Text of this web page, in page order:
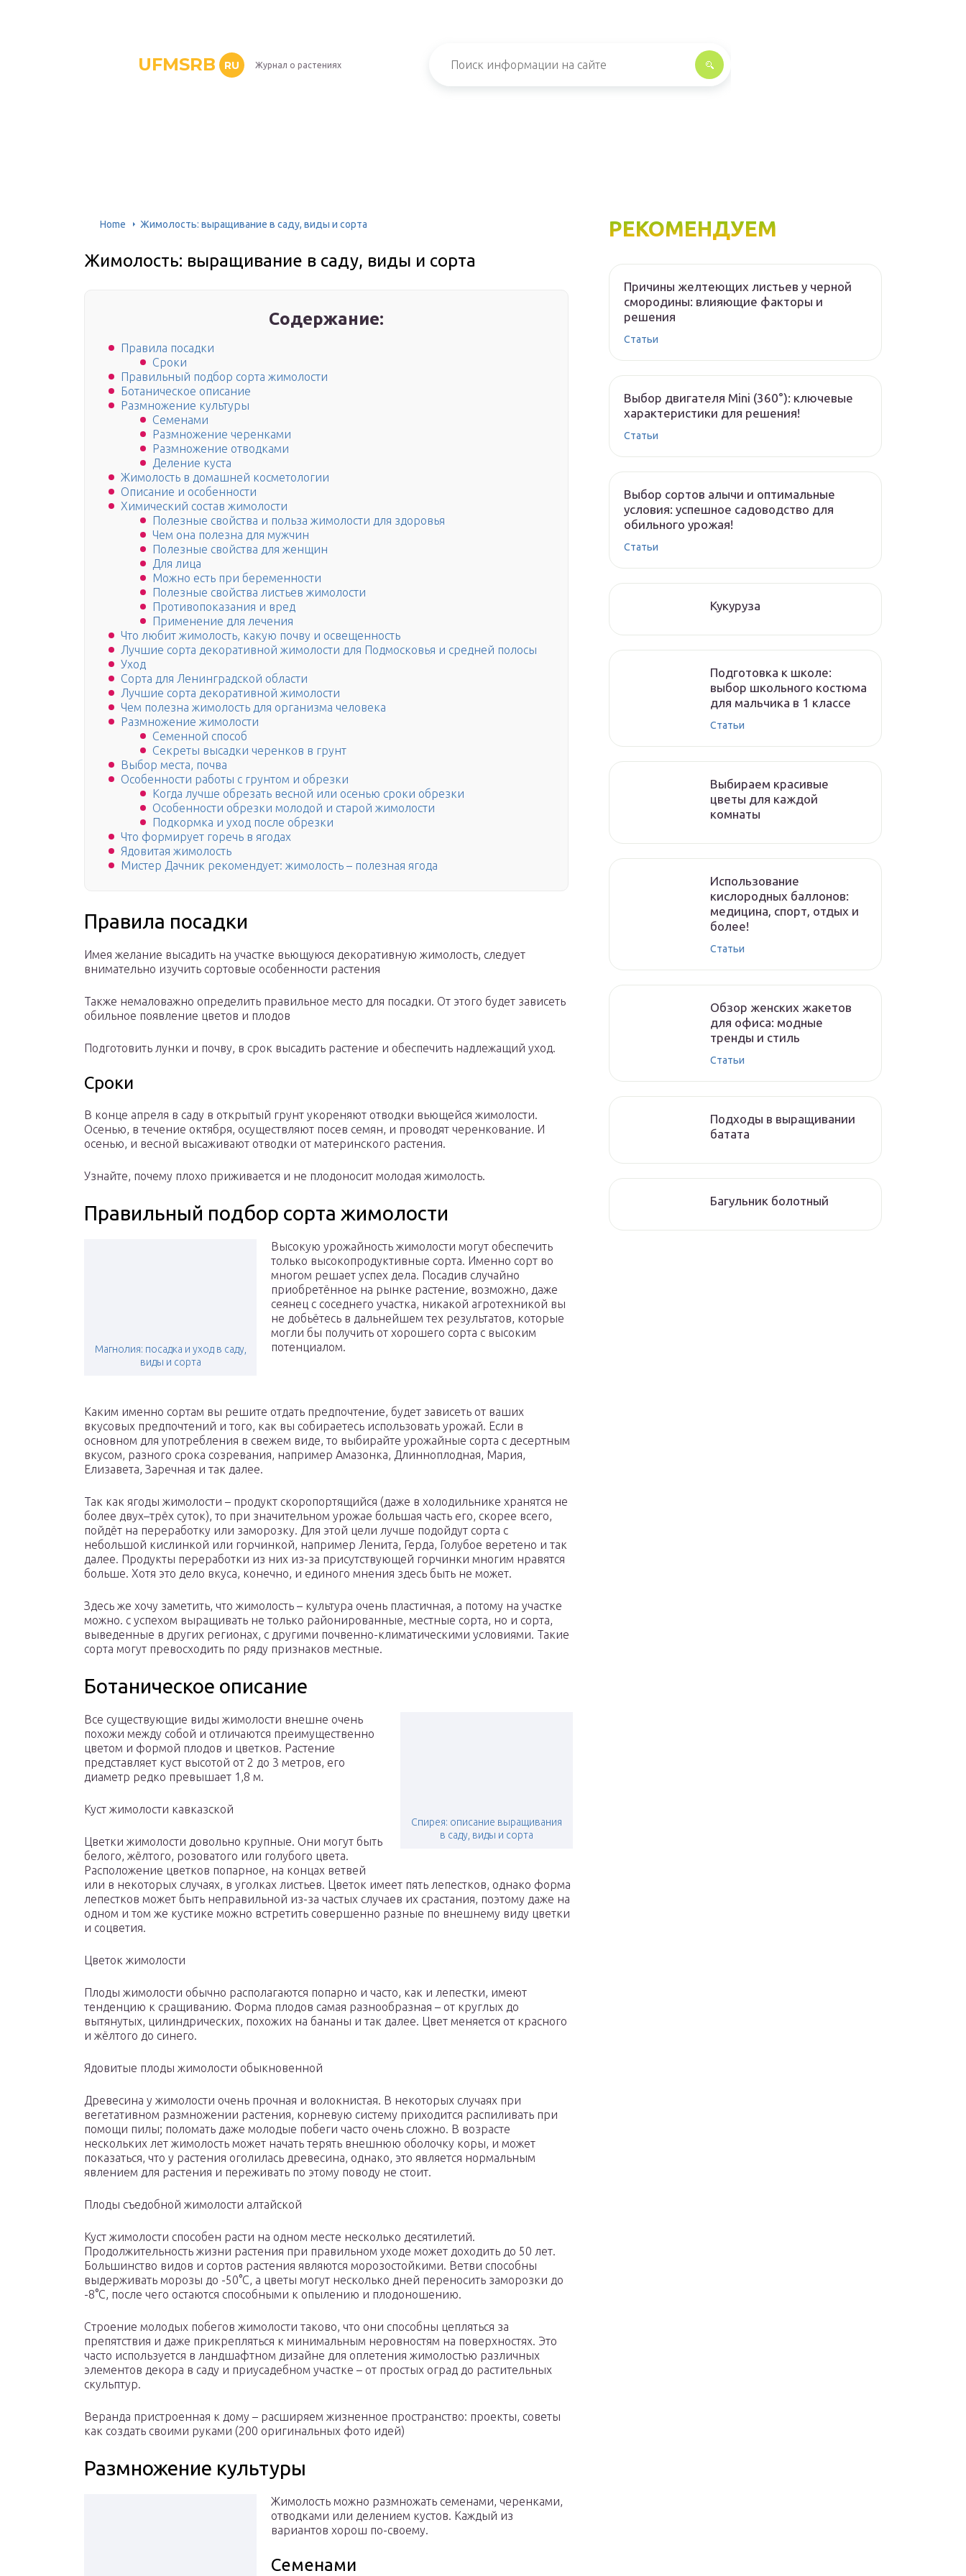
UFMSRB RU Журнал о растениях
Home Жимолость: выращивание в саду, виды и сорта
Жимолость: выращивание в саду, виды и сорта
Содержание:
Правила посадки
Сроки
Правильный подбор сорта жимолости
Ботаническое описание
Размножение культуры
Семенами
Размножение черенками
Размножение отводками
Деление куста
Жимолость в домашней косметологии
Описание и особенности
Химический состав жимолости
Полезные свойства и польза жимолости для здоровья
Чем она полезна для мужчин
Полезные свойства для женщин
Для лица
Можно есть при беременности
Полезные свойства листьев жимолости
Противопоказания и вред
Применение для лечения
Что любит жимолость, какую почву и освещенность
Лучшие сорта декоративной жимолости для Подмосковья и средней полосы
Уход
Сорта для Ленинградской области
Лучшие сорта декоративной жимолости
Чем полезна жимолость для организма человека
Размножение жимолости
Семенной способ
Секреты высадки черенков в грунт
Выбор места, почва
Особенности работы с грунтом и обрезки
Когда лучше обрезать весной или осенью сроки обрезки
Особенности обрезки молодой и старой жимолости
Подкормка и уход после обрезки
Что формирует горечь в ягодах
Ядовитая жимолость
Мистер Дачник рекомендует: жимолость – полезная ягода
Правила посадки
Имея желание высадить на участке вьющуюся декоративную жимолость, следует
внимательно изучить сортовые особенности растения
Также немаловажно определить правильное место для посадки. От этого будет зависеть
обильное появление цветов и плодов
Подготовить лунки и почву, в срок высадить растение и обеспечить надлежащий уход.
Сроки
В конце апреля в саду в открытый грунт укореняют отводки вьющейся жимолости.
Осенью, в течение октября, осуществляют посев семян, и проводят черенкование. И
осенью, и весной высаживают отводки от материнского растения.
Узнайте, почему плохо приживается и не плодоносит молодая жимолость.
Правильный подбор сорта жимолости
Магнолия: посадка и уход в саду,
виды и сорта
Высокую урожайность жимолости могут обеспечить
только высокопродуктивные сорта. Именно сорт во
многом решает успех дела. Посадив случайно
приобретённое на рынке растение, возможно, даже
сеянец с соседнего участка, никакой агротехникой вы
не добьётесь в дальнейшем тех результатов, которые
могли бы получить от хорошего сорта с высоким
потенциалом.
Каким именно сортам вы решите отдать предпочтение, будет зависеть от ваших
вкусовых предпочтений и того, как вы собираетесь использовать урожай. Если в
основном для употребления в свежем виде, то выбирайте урожайные сорта с десертным
вкусом, разного срока созревания, например Амазонка, Длинноплодная, Мария,
Елизавета, Заречная и так далее.
Так как ягоды жимолости – продукт скоропортящийся (даже в холодильнике хранятся не
более двух–трёх суток), то при значительном урожае большая часть его, скорее всего,
пойдёт на переработку или заморозку. Для этой цели лучше подойдут сорта с
небольшой кислинкой или горчинкой, например Ленита, Герда, Голубое веретено и так
далее. Продукты переработки из них из-за присутствующей горчинки многим нравятся
больше. Хотя это дело вкуса, конечно, и единого мнения здесь быть не может.
Здесь же хочу заметить, что жимолость – культура очень пластичная, а потому на участке
можно. с успехом выращивать не только районированные, местные сорта, но и сорта,
выведенные в других регионах, с другими почвенно-климатическими условиями. Такие
сорта могут превосходить по ряду признаков местные.
Ботаническое описание
Спирея: описание выращивания
в саду, виды и сорта
Все существующие виды жимолости внешне очень
похожи между собой и отличаются преимущественно
цветом и формой плодов и цветков. Растение
представляет куст высотой от 2 до 3 метров, его
диаметр редко превышает 1,8 м.
Куст жимолости кавказской
Цветки жимолости довольно крупные. Они могут быть
белого, жёлтого, розоватого или голубого цвета.
Расположение цветков попарное, на концах ветвей
или в некоторых случаях, в уголках листьев. Цветок имеет пять лепестков, однако форма
лепестков может быть неправильной из-за частых случаев их срастания, поэтому даже на
одном и том же кустике можно встретить совершенно разные по внешнему виду цветки
и соцветия.
Цветок жимолости
Плоды жимолости обычно располагаются попарно и часто, как и лепестки, имеют
тенденцию к сращиванию. Форма плодов самая разнообразная – от круглых до
вытянутых, цилиндрических, похожих на бананы и так далее. Цвет меняется от красного
и жёлтого до синего.
Ядовитые плоды жимолости обыкновенной
Древесина у жимолости очень прочная и волокнистая. В некоторых случаях при
вегетативном размножении растения, корневую систему приходится распиливать при
помощи пилы; поломать даже молодые побеги часто очень сложно. В возрасте
нескольких лет жимолость может начать терять внешнюю оболочку коры, и может
показаться, что у растения оголилась древесина, однако, это является нормальным
явлением для растения и переживать по этому поводу не стоит.
Плоды съедобной жимолости алтайской
Куст жимолости способен расти на одном месте несколько десятилетий.
Продолжительность жизни растения при правильном уходе может доходить до 50 лет.
Большинство видов и сортов растения являются морозостойкими. Ветви способны
выдерживать морозы до -50°С, а цветы могут несколько дней переносить заморозки до
-8°С, после чего остаются способными к опылению и плодоношению.
Строение молодых побегов жимолости таково, что они способны цепляться за
препятствия и даже прикрепляться к минимальным неровностям на поверхностях. Это
часто используется в ландшафтном дизайне для оплетения жимолостью различных
элементов декора в саду и приусадебном участке – от простых оград до растительных
скульптур.
Веранда пристроенная к дому – расширяем жизненное пространство: проекты, советы
как создать своими руками (200 оригинальных фото идей)
Размножение культуры
Жимолость можно размножать семенами, черенками,
отводками или делением кустов. Каждый из
вариантов хорош по-своему.
Семенами
РЕКОМЕНДУЕМ
Причины желтеющих листьев у черной
смородины: влияющие факторы и
решения
Статьи
Выбор двигателя Mini (360°): ключевые
характеристики для решения!
Статьи
Выбор сортов алычи и оптимальные
условия: успешное садоводство для
обильного урожая!
Статьи
Кукуруза
Подготовка к школе:
выбор школьного костюма
для мальчика в 1 классе
Статьи
Выбираем красивые
цветы для каждой
комнаты
Использование
кислородных баллонов:
медицина, спорт, отдых и
более!
Статьи
Обзор женских жакетов
для офиса: модные
тренды и стиль
Статьи
Подходы в выращивании
батата
Багульник болотный